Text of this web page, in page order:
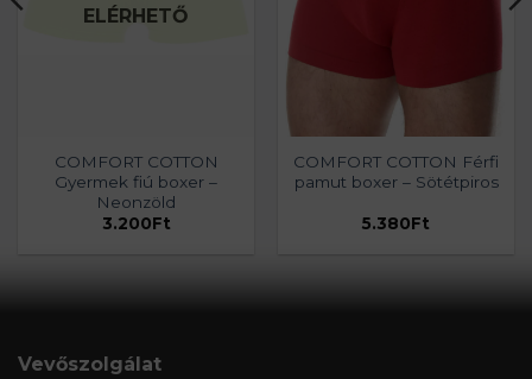
ELÉRHETŐ
COMFORT COTTON
Gyermek fiú boxer –
Neonzöld
3.200Ft
COMFORT COTTON Férfi
pamut boxer – Sötétpiros
5.380Ft
Vevőszolgálat